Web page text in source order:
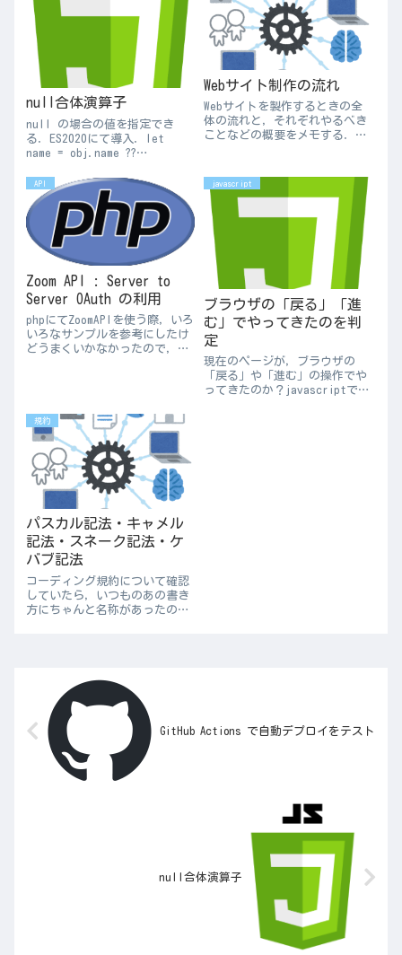
null合体演算子
null の場合の値を指定でき
る．ES2020にて導入．let
name = obj.name ??
ていない場合は空文字を代入し
ている．従来ならlet name = (
obj.name ? ob...
Webサイト制作の流れ
Webサイトを製作するときの全
体の流れと，それぞれやるべき
ことなどの概要をメモする．企
Webサイト何を目的にするか」
をしっかり明確化する．それが
決まっていないと，やるべきこ
とを明確化で...
API
Zoom API : Server to
Server OAuth の利用
phpにてZoomAPIを使う際，いろ
いろなサンプルを参考にしたけ
どうまくいかなかったので，う
'display_errors...
javascript
ブラウザの「戻る」「進
む」でやってきたのを判
定
現在のページが，ブラウザの
「戻る」や「進む」の操作でや
ってきたのか？javascriptで判
規約
パスカル記法・キャメル
記法・スネーク記法・ケ
バブ記法
コーディング規約について確認
していたら，いつものあの書き
方にちゃんと名称があったので
という世界的なルールが...
GitHub Actions で自動デプロイをテスト
null合体演算子